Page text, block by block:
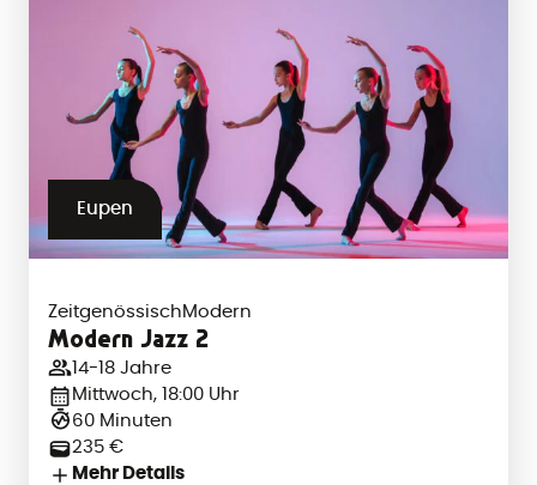
Eupen
Zeitgenössisch Modern
Modern Jazz 2
14-18 Jahre
Mittwoch, 18:00 Uhr
60 Minuten
235 €
Mehr Details